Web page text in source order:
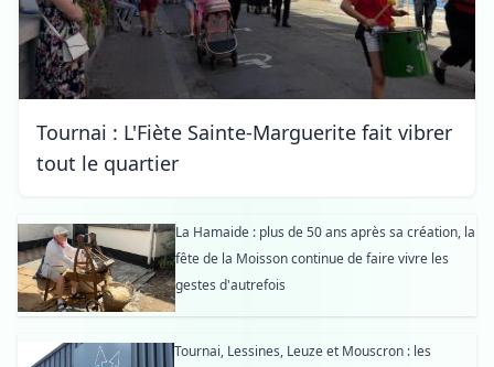
Tournai : L'Fiète Sainte-Marguerite fait vibrer
tout le quartier
La Hamaide : plus de 50 ans après sa création, la
fête de la Moisson continue de faire vivre les
gestes d'autrefois
Tournai, Lessines, Leuze et Mouscron : les